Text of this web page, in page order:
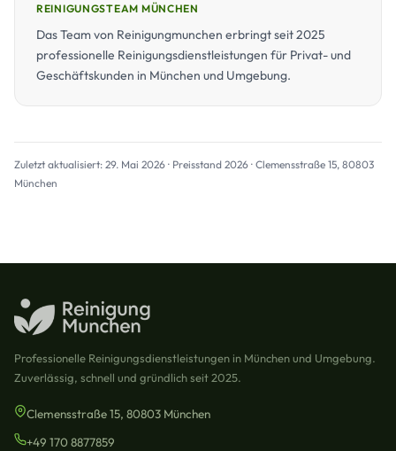
REINIGUNGSTEAM MÜNCHEN
Das Team von Reinigungmunchen erbringt seit 2025
professionelle Reinigungsdienstleistungen für Privat- und
Geschäftskunden in München und Umgebung.
Zuletzt aktualisiert: 29. Mai 2026 · Preisstand 2026 · Clemensstraße 15, 80803
München
Professionelle Reinigungsdienstleistungen in München und Umgebung.
Zuverlässig, schnell und gründlich seit 2025.
Clemensstraße 15, 80803 München
+49 170 8877859